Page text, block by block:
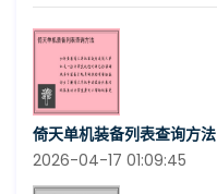
倚天单机装备列表查询方法
2026-04-17 01:09:45